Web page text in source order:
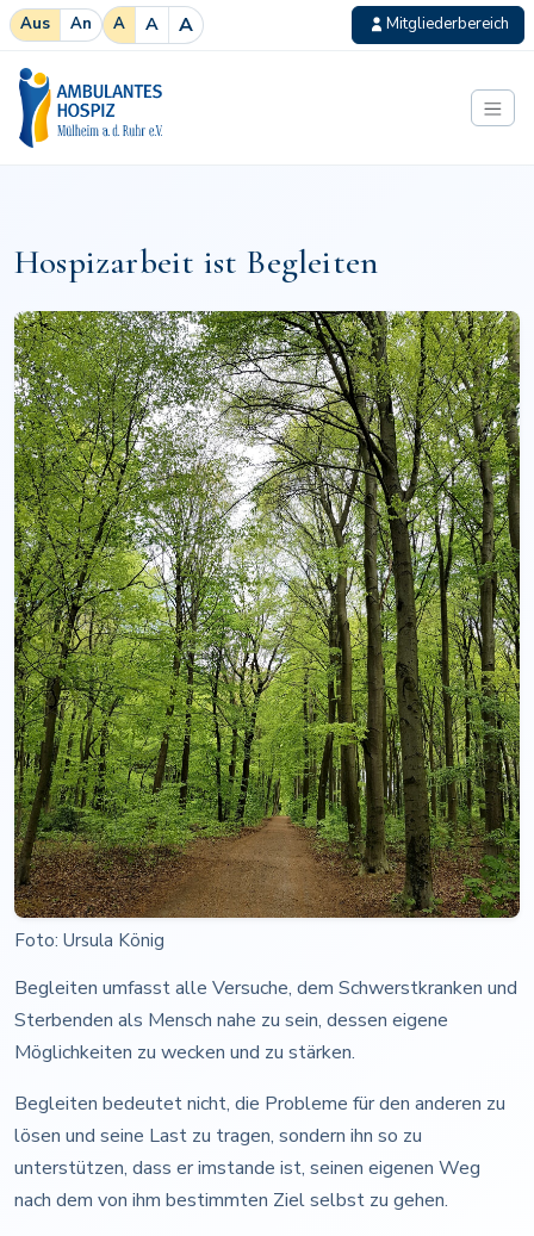
Zum Inhalt springen
Aus An A A A Mitgliederbereich
Ambulantes Hospiz
Hospizarbeit ist Begleiten
Foto: Ursula König
Begleiten umfasst alle Versuche, dem Schwerstkranken und
Sterbenden als Mensch nahe zu sein, dessen eigene
Möglichkeiten zu wecken und zu stärken.
Begleiten bedeutet nicht, die Probleme für den anderen zu
lösen und seine Last zu tragen, sondern ihn so zu
unterstützen, dass er imstande ist, seinen eigenen Weg
nach dem von ihm bestimmten Ziel selbst zu gehen.